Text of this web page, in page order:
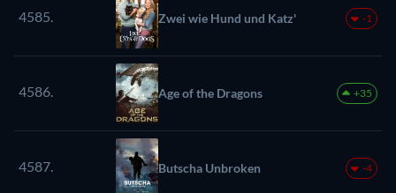
4585. Zwei wie Hund und Katz' -1
4586. Age of the Dragons +35
4587. Butscha Unbroken -4